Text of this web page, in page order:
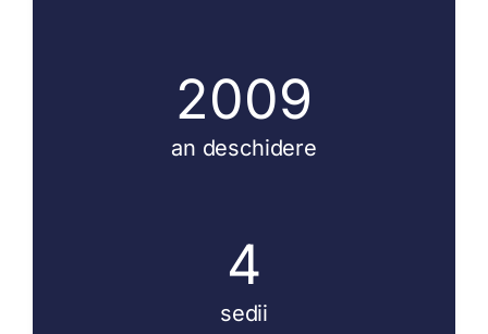
2009
an deschidere
4
sedii